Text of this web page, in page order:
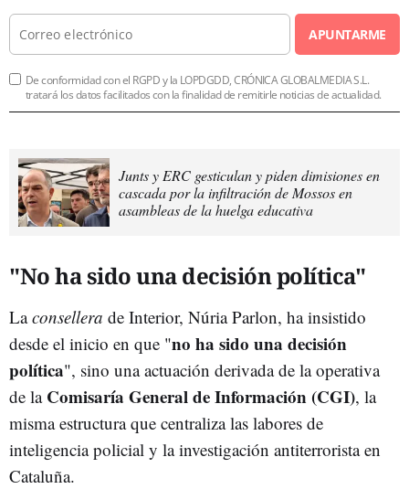
APUNTARME
De conformidad con el RGPD y la LOPDGDD, CRÓNICA GLOBALMEDIA S.L.
tratará los datos facilitados con la finalidad de remitirle noticias de actualidad.
Junts y ERC gesticulan y piden dimisiones en
cascada por la infiltración de Mossos en
asambleas de la huelga educativa
"No ha sido una decisión política"
Laconsellera de Interior, Núria Parlon, ha insistido
desde el inicio en que "no ha sido una decisión
política", sino una actuación derivada de la operativa
de la Comisaría General de Información (CGI), la
misma estructura que centraliza las labores de
inteligencia policial y la investigación antiterrorista en
Cataluña.